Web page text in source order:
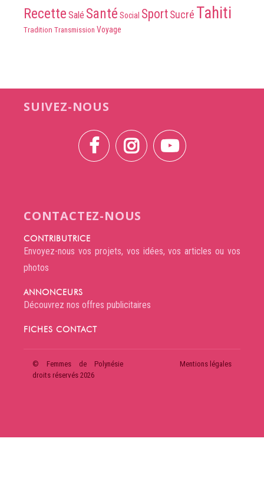
Recette Salé Santé Social SportSucré Tahiti
Tradition Transmission Voyage
SUIVEZ-NOUS
CONTACTEZ-NOUS
CONTRIBUTRICE
Envoyez-nous vos projets, vos idées, vos articles ou vos
photos
ANNONCEURS
Découvrez nos offres publicitaires
FICHES CONTACT
© Femmes de Polynésie
droits réservés 2026
Mentions légales